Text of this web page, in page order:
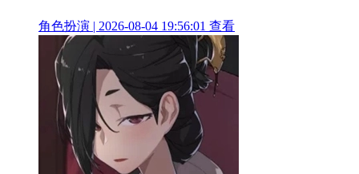
角色扮演 | 2026-08-04 19:56:01 查看